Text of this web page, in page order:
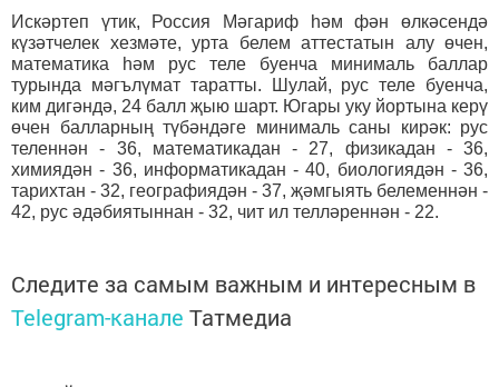
Искәртеп үтик, Россия Мәгариф һәм фән өлкәсендә
күзәтчелек хезмәте, урта белем аттестатын алу өчен,
математика һәм рус теле буенча минималь баллар
турында мәгълүмат таратты. Шулай, рус теле буенча,
ким дигәндә, 24 балл җыю шарт. Югары уку йортына керү
өчен балларның түбәндәге минималь саны кирәк: рус
теленнән - 36, математикадан - 27, физикадан - 36,
химиядән - 36, информатикадан - 40, биологиядән - 36,
тарихтан - 32, географиядән - 37, җәмгыять белеменнән -
42, рус әдәбиятыннан - 32, чит ил телләреннән - 22.
Следите за самым важным и интересным в
Telegram-канале Татмедиа